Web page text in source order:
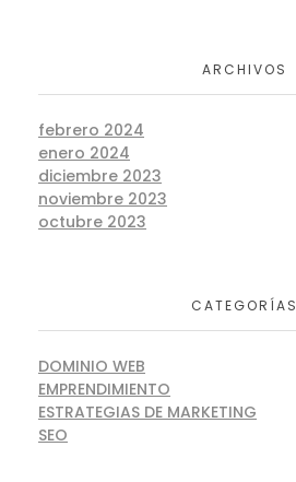
ARCHIVOS
febrero 2024
enero 2024
diciembre 2023
noviembre 2023
octubre 2023
CATEGORÍAS
DOMINIO WEB
EMPRENDIMIENTO
ESTRATEGIAS DE MARKETING
SEO